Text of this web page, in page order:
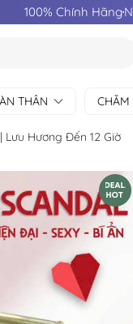
100% Chính Hãng
THÂN CHĂM
Lưu Hương Đến 12 Giờ